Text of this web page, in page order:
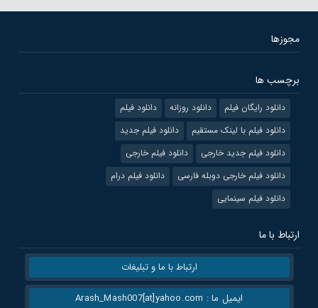
مجوزها
برچسب ها
دانلود رایگان فیلم دانلود روزانه
دانلود فیلم
دانلود فیلم با لینک مستقیم
دانلود فیلم جدید
دانلود فیلم جدید خارجی
دانلود فیلم خارجی
دانلود فیلم خارجی دوبله فارسی
دانلود فیلم درام
دانلود فیلم سینمایی
ارتباط با ما
ارتباط با ما و تبلیغات
ایمیل ما : Arash_Mash007[at]yahoo.com